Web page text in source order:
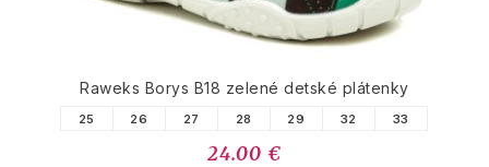
Raweks Borys B18 zelené detské plátenky
25 26 27 28 29 32 33
24.00 €